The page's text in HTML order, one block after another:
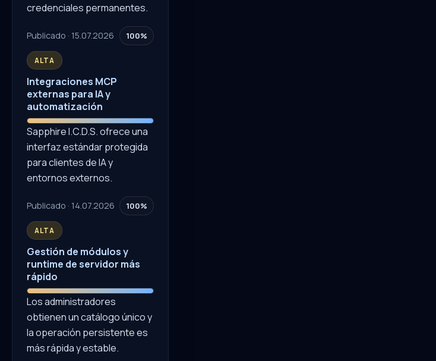
credenciales permanentes.
Publicado · 15.07.2026 100%
ALTA
Integraciones MCP
externas para IA y
automatización
Sapphire I.C.D.S. ofrece una
interfaz estándar protegida
para clientes de IA y
entornos externos.
Publicado · 14.07.2026 100%
ALTA
Gestión de módulos y
runtime de servidor más
rápido
Los administradores
obtienen un catálogo único y
la operación persistente es
más rápida y estable.